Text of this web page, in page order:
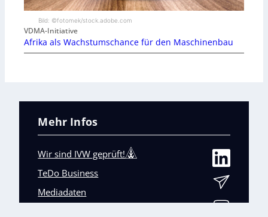
Bild: ©fotomek/stock.adobe.com
VDMA-Initiative
Afrika als Wachstumschance für den Maschinenbau
Mehr Infos
Wir sind IVW geprüft!
TeDo Business
Mediadaten